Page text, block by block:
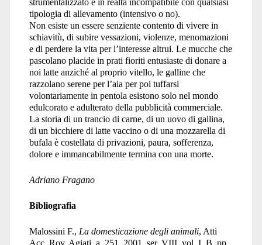
tipologia di allevamento (intensivo o no).
Non esiste un essere senziente contento di vivere in
schiavitù, di subire vessazioni, violenze, menomazioni
e di perdere la vita per l’interesse altrui. Le mucche che
pascolano placide in prati fioriti entusiaste di donare a
noi latte anziché al proprio vitello, le galline che
razzolano serene per l’aia per poi tuffarsi
volontariamente in pentola esistono solo nel mondo
edulcorato e adulterato della pubblicità commerciale.
La storia di un trancio di carne, di un uovo di gallina,
di un bicchiere di latte vaccino o di una mozzarella di
bufala è costellata di privazioni, paura, sofferenza,
dolore e immancabilmente termina con una morte.
Adriano Fragano
Bibliografia
Malossini F., La domesticazione degli animali, Atti
Acc. Rov. Agiati, a. 251, 2001, ser. VIII, vol. I, B, pp.